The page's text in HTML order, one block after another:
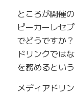
ところが開催
ピーカーレセ
でどうですか
ドリンクでは
を務めるとい
メディアドリ